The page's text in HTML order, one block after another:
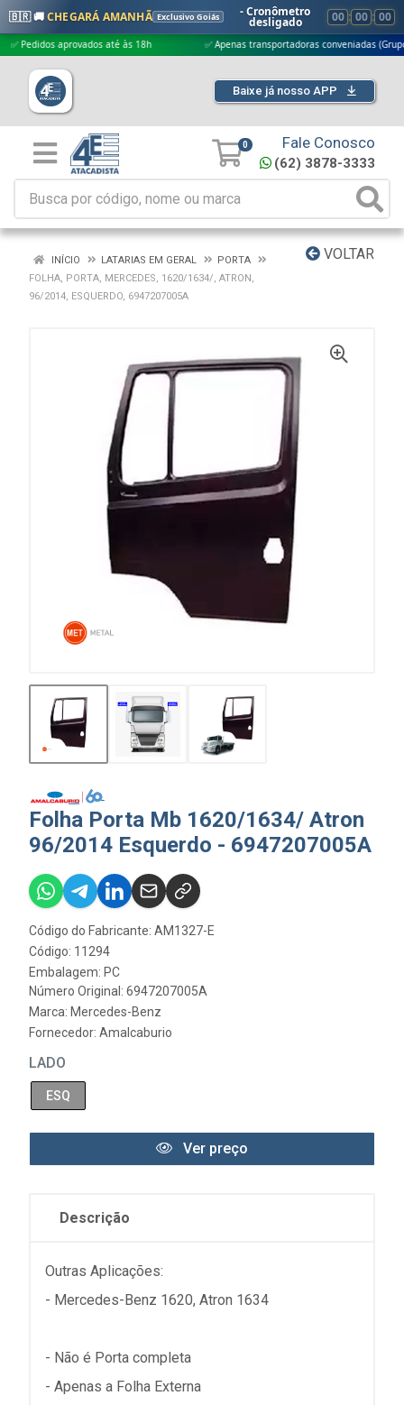
🇧🇷 🚚CHEGARÁ AMANHÃ Exclusivo Goiás - Cronômetro
desligado 00 : 00 : 00
aprovados até às 18h ✅ Apenas transportadoras conveniadas (Grupo G5)
Baixe já nosso APP
0 Fale Conosco
(62) 3878-3333
VOLTAR
INÍCIO LATARIAS EM GERAL
PORTA
FOLHA, PORTA, MERCEDES, 1620/1634/, ATRON,
96/2014, ESQUERDO, 6947207005A
Folha Porta Mb 1620/1634/ Atron
96/2014 Esquerdo - 6947207005A
Código do Fabricante: AM1327-E
Código: 11294
Embalagem: PC
Número Original: 6947207005A
Marca: Mercedes-Benz
Fornecedor: Amalcaburio
LADO
ESQ
Ver preço
Descrição
Outras Aplicações:
- Mercedes-Benz 1620, Atron 1634
- Não é Porta completa
- Apenas a Folha Externa